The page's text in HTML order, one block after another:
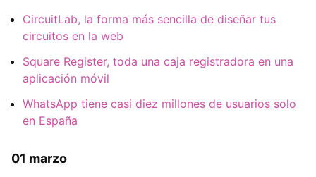
CircuitLab, la forma más sencilla de diseñar tus
circuitos en la web
Square Register, toda una caja registradora en una
aplicación móvil
WhatsApp tiene casi diez millones de usuarios solo
en España
01 marzo